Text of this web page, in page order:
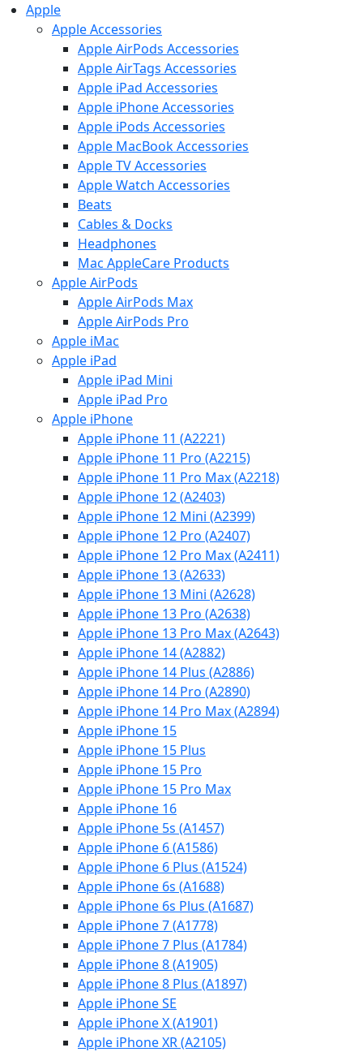
Apple
Apple Accessories
Apple AirPods Accessories
Apple AirTags Accessories
Apple iPad Accessories
Apple iPhone Accessories
Apple iPods Accessories
Apple MacBook Accessories
Apple TV Accessories
Apple Watch Accessories
Beats
Cables & Docks
Headphones
Mac AppleCare Products
Apple AirPods
Apple AirPods Max
Apple AirPods Pro
Apple iMac
Apple iPad
Apple iPad Mini
Apple iPad Pro
Apple iPhone
Apple iPhone 11 (A2221)
Apple iPhone 11 Pro (A2215)
Apple iPhone 11 Pro Max (A2218)
Apple iPhone 12 (A2403)
Apple iPhone 12 Mini (A2399)
Apple iPhone 12 Pro (A2407)
Apple iPhone 12 Pro Max (A2411)
Apple iPhone 13 (A2633)
Apple iPhone 13 Mini (A2628)
Apple iPhone 13 Pro (A2638)
Apple iPhone 13 Pro Max (A2643)
Apple iPhone 14 (A2882)
Apple iPhone 14 Plus (A2886)
Apple iPhone 14 Pro (A2890)
Apple iPhone 14 Pro Max (A2894)
Apple iPhone 15
Apple iPhone 15 Plus
Apple iPhone 15 Pro
Apple iPhone 15 Pro Max
Apple iPhone 16
Apple iPhone 5s (A1457)
Apple iPhone 6 (A1586)
Apple iPhone 6 Plus (A1524)
Apple iPhone 6s (A1688)
Apple iPhone 6s Plus (A1687)
Apple iPhone 7 (A1778)
Apple iPhone 7 Plus (A1784)
Apple iPhone 8 (A1905)
Apple iPhone 8 Plus (A1897)
Apple iPhone SE
Apple iPhone X (A1901)
Apple iPhone XR (A2105)